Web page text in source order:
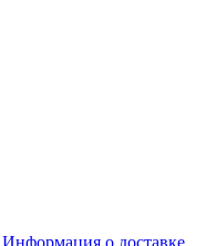
Информация о доставке